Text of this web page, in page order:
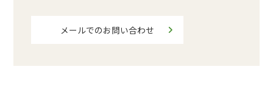
メールでのお問い合わせ